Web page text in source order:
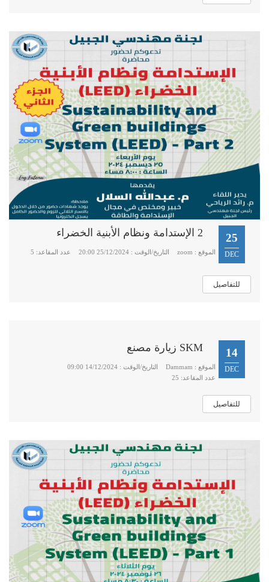
25
DEC
2 الإستدامة ونظام الأبنية الخضراء
الموقع : zoom التاريخ/الوقت : 25/12/2024 20:00 عدد المقاعد: 5
للتفاصيل
14
DEC
SKM زيارة مصنع
الموقع : Dammam
التاريخ/الوقت : 14/12/2024 09:00
عدد المقاعد: 25
للتفاصيل